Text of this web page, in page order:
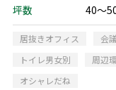
坪数
40～
居抜きオフィス 会
トイレ男女別
周辺
オシャレだね